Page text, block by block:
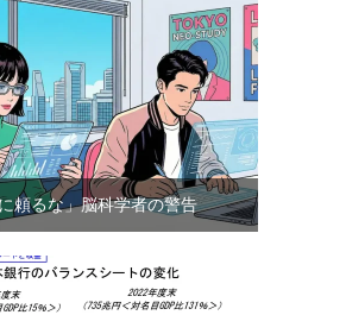
頼るな」脳科学者の警告